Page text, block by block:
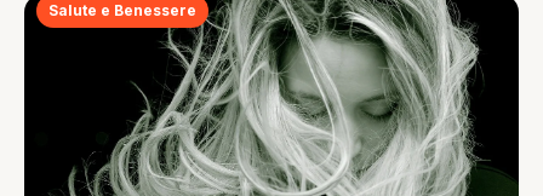
Salute e Benessere